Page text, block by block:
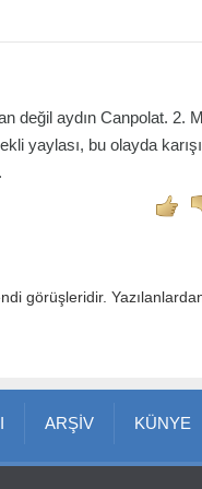
değil aydın Canpolat. 2.
yaylası, bu olayda
görüşleridir.
ARŞİV KÜNYE